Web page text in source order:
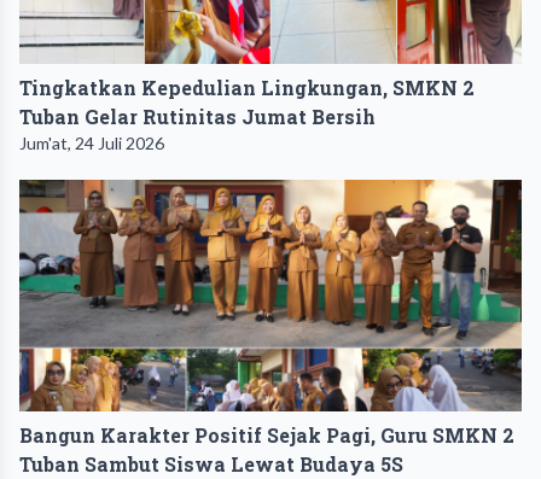
Tingkatkan Kepedulian Lingkungan, SMKN 2
Tuban Gelar Rutinitas Jumat Bersih
Jum'at, 24 Juli 2026
Bangun Karakter Positif Sejak Pagi, Guru SMKN 2
Tuban Sambut Siswa Lewat Budaya 5S